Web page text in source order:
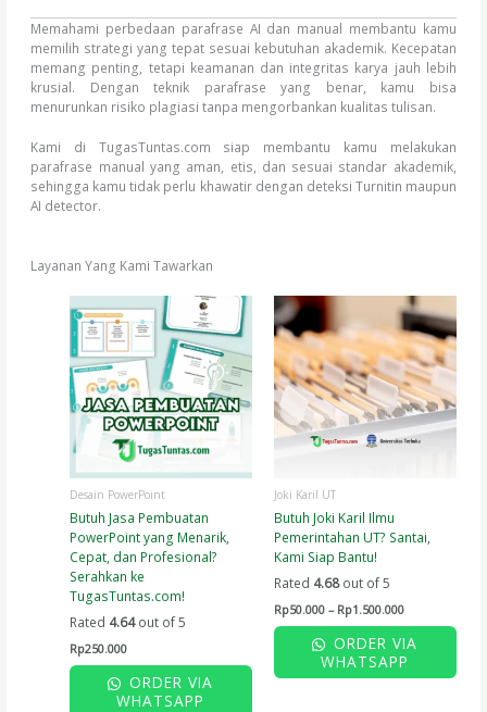
Memahami perbedaan parafrase AI dan manual membantu kamu
memilih strategi yang tepat sesuai kebutuhan akademik. Kecepatan
memang penting, tetapi keamanan dan integritas karya jauh lebih
krusial. Dengan teknik parafrase yang benar, kamu bisa
menurunkan risiko plagiasi tanpa mengorbankan kualitas tulisan.
Kami di TugasTuntas.com siap membantu kamu melakukan
parafrase manual yang aman, etis, dan sesuai standar akademik,
sehingga kamu tidak perlu khawatir dengan deteksi Turnitin maupun
AI detector.
Layanan Yang Kami Tawarkan
Desain PowerPoint
Butuh Jasa Pembuatan
PowerPoint yang Menarik,
Cepat, dan Profesional?
Serahkan ke
TugasTuntas.com!
Rated 4.64out of 5
Rp250.000
ORDER VIA
WHATSAPP
Joki Karil UT
Butuh Joki Karil Ilmu
Pemerintahan UT? Santai,
Kami Siap Bantu!
Rated 4.68out of 5
Rp50.000 – Rp1.500.000
Price
range:
Rp50.000
through
Rp1.500.000
This
product
has
multiple
variants.
The
options
may
product
ORDER VIA
WHATSAPP